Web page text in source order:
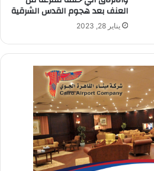
العنف بعد هجوم القدس الشرقية
يناير 28, 2023